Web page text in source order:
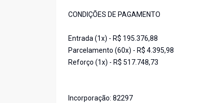
CONDIÇÕES DE PAGAMENTO
Entrada (1x) - R$ 195.376,88
Parcelamento (60x) - R$ 4.395,98
Reforço (1x) - R$ 517.748,73
Incorporação: 82297